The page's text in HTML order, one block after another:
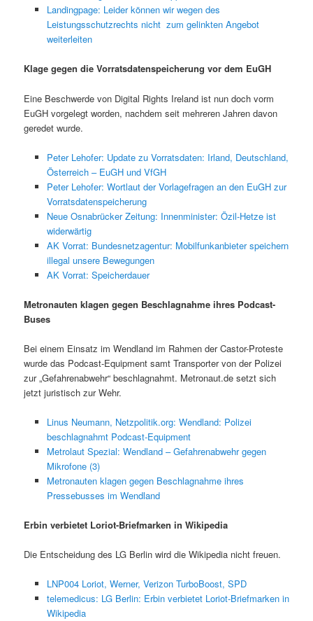
Landingpage: Leider können wir wegen des
Leistungsschutzrechts nicht zum gelinkten Angebot
weiterleiten
Klage gegen die Vorratsdatenspeicherung vor dem EuGH
Eine Beschwerde von Digital Rights Ireland ist nun doch vorm
EuGH vorgelegt worden, nachdem seit mehreren Jahren davon
geredet wurde.
Peter Lehofer: Update zu Vorratsdaten: Irland, Deutschland,
Österreich – EuGH und VfGH
Peter Lehofer: Wortlaut der Vorlagefragen an den EuGH zur
Vorratsdatenspeicherung
Neue Osnabrücker Zeitung: Innenminister: Özil-Hetze ist
widerwärtig
AK Vorrat: Bundesnetzagentur: Mobilfunkanbieter speichern
illegal unsere Bewegungen
AK Vorrat: Speicherdauer
Metronauten klagen gegen Beschlagnahme ihres Podcast-
Buses
Bei einem Einsatz im Wendland im Rahmen der Castor-Proteste
wurde das Podcast-Equipment samt Transporter von der Polizei
zur „Gefahrenabwehr“ beschlagnahmt. Metronaut.de setzt sich
jetzt juristisch zur Wehr.
Linus Neumann, Netzpolitik.org: Wendland: Polizei
beschlagnahmt Podcast-Equipment
Metrolaut Spezial: Wendland – Gefahrenabwehr gegen
Mikrofone (3)
Metronauten klagen gegen Beschlagnahme ihres
Pressebusses im Wendland
Erbin verbietet Loriot-Briefmarken in Wikipedia
Die Entscheidung des LG Berlin wird die Wikipedia nicht freuen.
LNP004 Loriot, Werner, Verizon TurboBoost, SPD
telemedicus: LG Berlin: Erbin verbietet Loriot-Briefmarken in
Wikipedia